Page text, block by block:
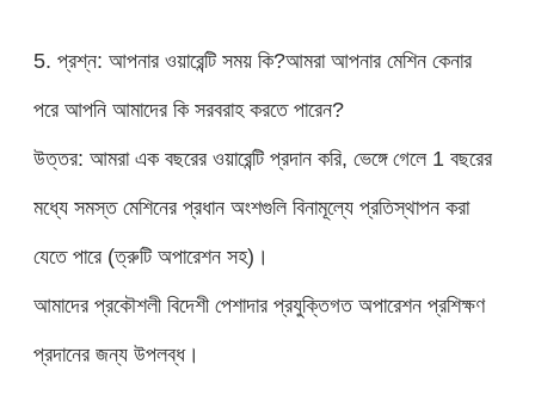
5. প্রশ্ন: আপনার ওয়ারেন্টি সময় কি?আমরা আপনার মেশিন কেনার
পরে আপনি আমাদের কি সরবরাহ করতে পারেন?
উত্তর: আমরা এক বছরের ওয়ারেন্টি প্রদান করি, ভেঙ্গে গেলে 1 বছরের
মধ্যে সমস্ত মেশিনের প্রধান অংশগুলি বিনামূল্যে প্রতিস্থাপন করা
যেতে পারে (ত্রুটি অপারেশন সহ)।
আমাদের প্রকৌশলী বিদেশী পেশাদার প্রযুক্তিগত অপারেশন প্রশিক্ষণ
প্রদানের জন্য উপলব্ধ।